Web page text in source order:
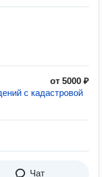
от 5000 ₽
с кадастровой
Чат